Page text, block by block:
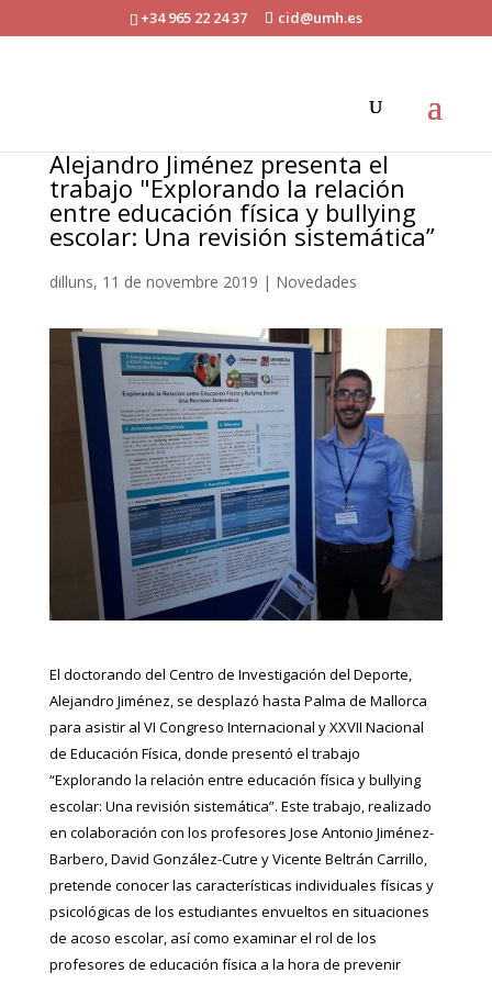
+34 965 22 24 37 cid@umh.es
Alejandro Jiménez presenta el
trabajo "Explorando la relación
entre educación física y bullying
escolar: Una revisión sistemática”
dilluns, 11 de novembre 2019 | Novedades
El doctorando del Centro de Investigación del Deporte,
Alejandro Jiménez, se desplazó hasta Palma de Mallorca
para asistir al VI Congreso Internacional y XXVII Nacional
de Educación Física, donde presentó el trabajo
“Explorando la relación entre educación física y bullying
escolar: Una revisión sistemática”. Este trabajo, realizado
en colaboración con los profesores Jose Antonio Jiménez-
Barbero, David González-Cutre y Vicente Beltrán Carrillo,
pretende conocer las características individuales físicas y
psicológicas de los estudiantes envueltos en situaciones
de acoso escolar, así como examinar el rol de los
profesores de educación física a la hora de prevenir